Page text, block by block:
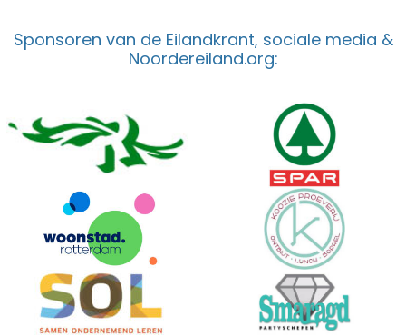
Sponsoren van de Eilandkrant, sociale media &
Noordereiland.org: